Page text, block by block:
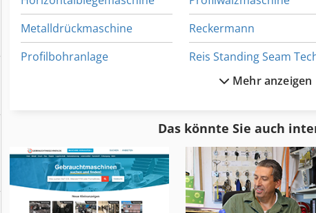
MAX) - Kreissäge (Optional) (R-PRO 25 Plus) - Manuelle
Schiebetafelschere (Optional) (R-PRO DUO) Für weitere
Metalldrückmaschine
Profilbohranlage
Profilmaschine
Reckermann
Rollprägemaschine
Stahlbiegemaschine
Mehr anzeigen
Das könnte Sie auch